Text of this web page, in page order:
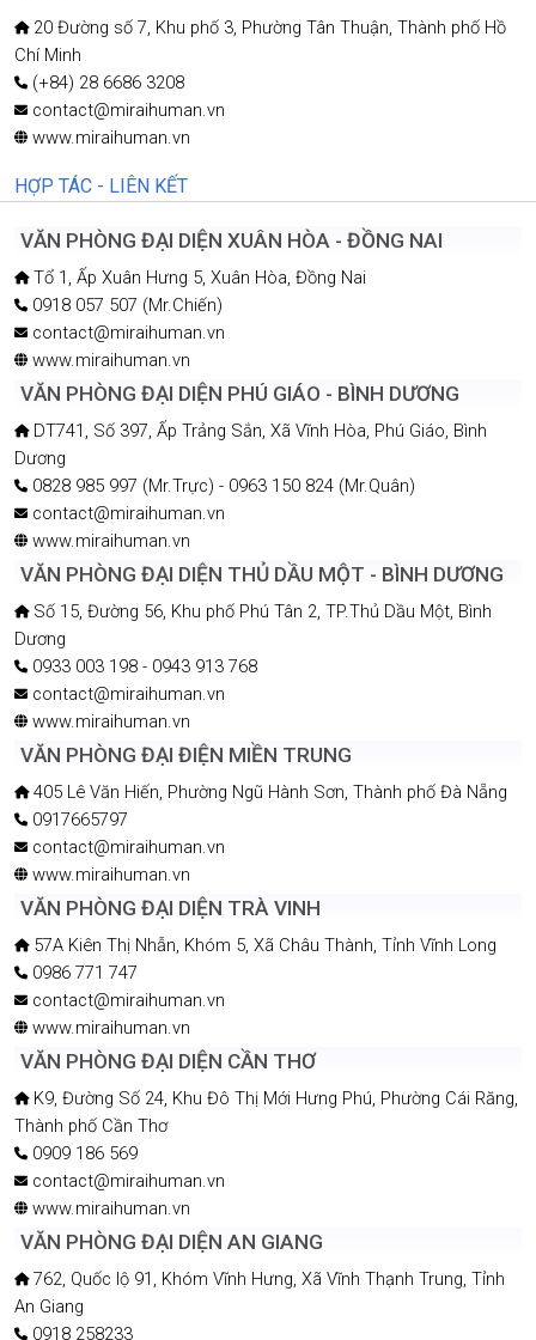
20 Đường số 7, Khu phố 3, Phường Tân Thuận, Thành phố Hồ
Chí Minh
(+84) 28 6686 3208
contact@miraihuman.vn
www.miraihuman.vn
HỢP TÁC - LIÊN KẾT
VĂN PHÒNG ĐẠI DIỆN XUÂN HÒA - ĐỒNG NAI
Tổ 1, Ấp Xuân Hưng 5, Xuân Hòa, Đồng Nai
0918 057 507 (Mr.Chiến)
contact@miraihuman.vn
www.miraihuman.vn
VĂN PHÒNG ĐẠI DIỆN PHÚ GIÁO - BÌNH DƯƠNG
DT741, Số 397, Ấp Trảng Sắn, Xã Vĩnh Hòa, Phú Giáo, Bình
Dương
0828 985 997 (Mr.Trực) - 0963 150 824 (Mr.Quân)
contact@miraihuman.vn
www.miraihuman.vn
VĂN PHÒNG ĐẠI DIỆN THỦ DẦU MỘT - BÌNH DƯƠNG
Số 15, Đường 56, Khu phố Phú Tân 2, TP.Thủ Dầu Một, Bình
Dương
0933 003 198 - 0943 913 768
contact@miraihuman.vn
www.miraihuman.vn
VĂN PHÒNG ĐẠI ĐIỆN MIỀN TRUNG
405 Lê Văn Hiến, Phường Ngũ Hành Sơn, Thành phố Đà Nẵng
0917665797
contact@miraihuman.vn
www.miraihuman.vn
VĂN PHÒNG ĐẠI DIỆN TRÀ VINH
57A Kiên Thị Nhẫn, Khóm 5, Xã Châu Thành, Tỉnh Vĩnh Long
0986 771 747
contact@miraihuman.vn
www.miraihuman.vn
VĂN PHÒNG ĐẠI DIỆN CẦN THƠ
K9, Đường Số 24, Khu Đô Thị Mới Hưng Phú, Phường Cái Răng,
Thành phố Cần Thơ
0909 186 569
contact@miraihuman.vn
www.miraihuman.vn
VĂN PHÒNG ĐẠI DIỆN AN GIANG
762, Quốc lộ 91, Khóm Vĩnh Hưng, Xã Vĩnh Thạnh Trung, Tỉnh
An Giang
0918 258233